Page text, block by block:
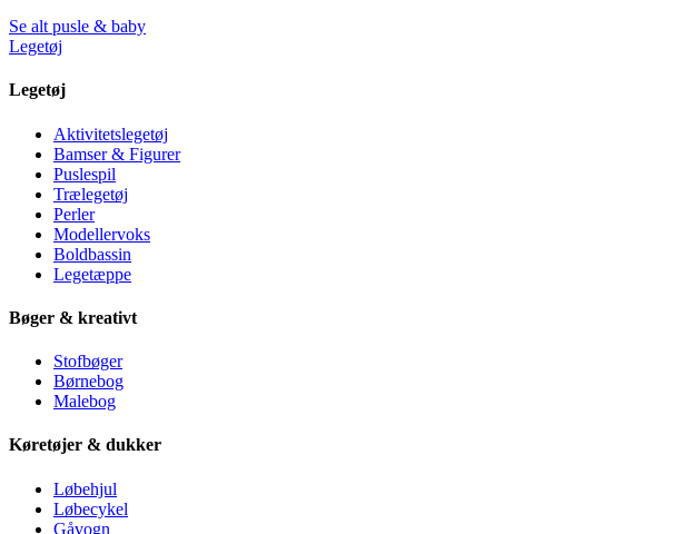
Se alt pusle & baby
Legetøj
Legetøj
Aktivitetslegetøj
Bamser & Figurer
Puslespil
Trælegetøj
Perler
Modellervoks
Boldbassin
Legetæppe
Bøger & kreativt
Stofbøger
Børnebog
Malebog
Køretøjer & dukker
Løbehjul
Løbecykel
Gåvogn